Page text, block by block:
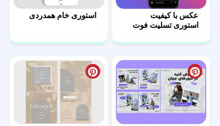
عکس با کیفیت
استوری تسلیت فوت
استوری خام همدردی